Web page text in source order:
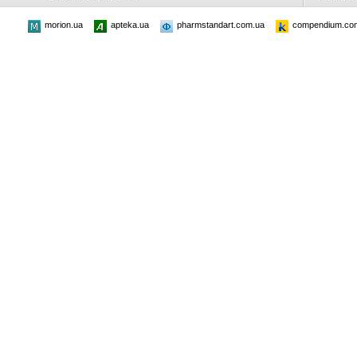
morion.ua apteka.ua pharmstandart.com.ua